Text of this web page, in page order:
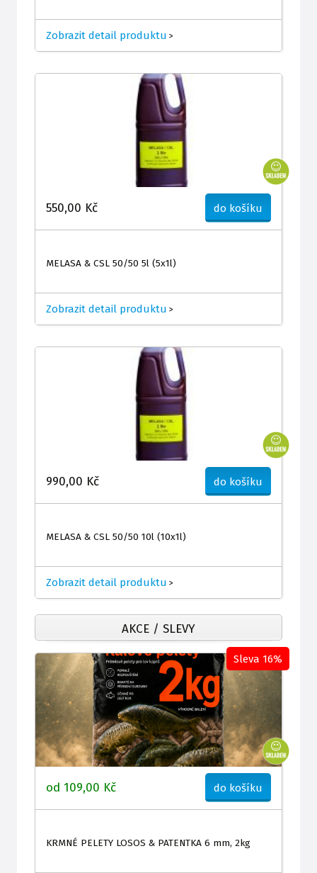
Zobrazit detail produktu >
550,00 Kč do košíku
MELASA & CSL 50/50 5l (5x1l)
Zobrazit detail produktu >
990,00 Kč do košíku
MELASA & CSL 50/50 10l (10x1l)
Zobrazit detail produktu >
AKCE / SLEVY
od 109,00 Kč do košíku
KRMNÉ PELETY LOSOS & PATENTKA 6 mm, 2kg
Sleva 16%